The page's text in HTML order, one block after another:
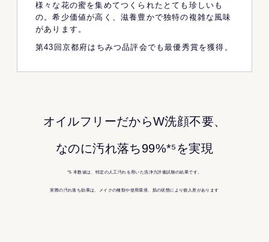
様々な花の蜜を集めてつくられたとても珍しいも
の。希少価値が高く、滋養豊かで独特の複雑な風味
があります。
第43回京都府はちみつ品評会でも最優秀賞を獲得。
オイルフリーだからW洗顔不要、
なのに汚れ落ち99%*⁵を実現
*5 本数値は、特定の人工汚れを用いた洗浄力評価試験の結果です。
実際の汚れ落ち効果は、メイクの種類や使用環境、肌の状態により個人差があります